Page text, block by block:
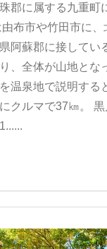
郡に属する九重町
布市や竹田市に、
阿蘇郡に接してい
、全体が山地とな
温泉地で説明する
クルマで37㎞。